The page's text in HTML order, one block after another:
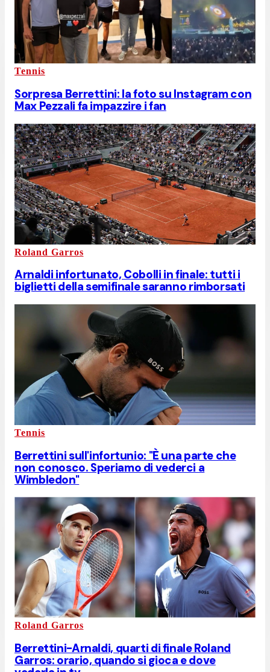
Tennis
Sorpresa Berrettini: la foto su Instagram con
Max Pezzali fa impazzire i fan
Roland Garros
Arnaldi infortunato, Cobolli in finale: tutti i
biglietti della semifinale saranno rimborsati
Tennis
Berrettini sull'infortunio: "È una parte che
non conosco. Speriamo di vederci a
Wimbledon"
Roland Garros
Berrettini-Arnaldi, quarti di finale Roland
Garros: orario, quando si gioca e dove